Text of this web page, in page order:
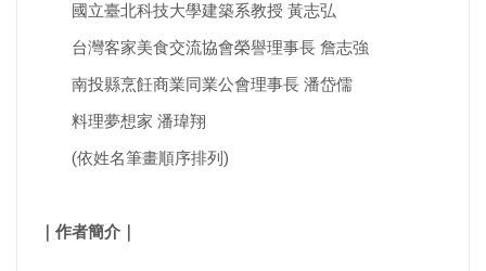
國立臺北科技大學建築系教授 黃志弘
台灣客家美食交流協會榮譽理事長 詹志強
南投縣烹飪商業同業公會理事長 潘岱儒
料理夢想家 潘瑋翔
(依姓名筆畫順序排列)
｜作者簡介｜